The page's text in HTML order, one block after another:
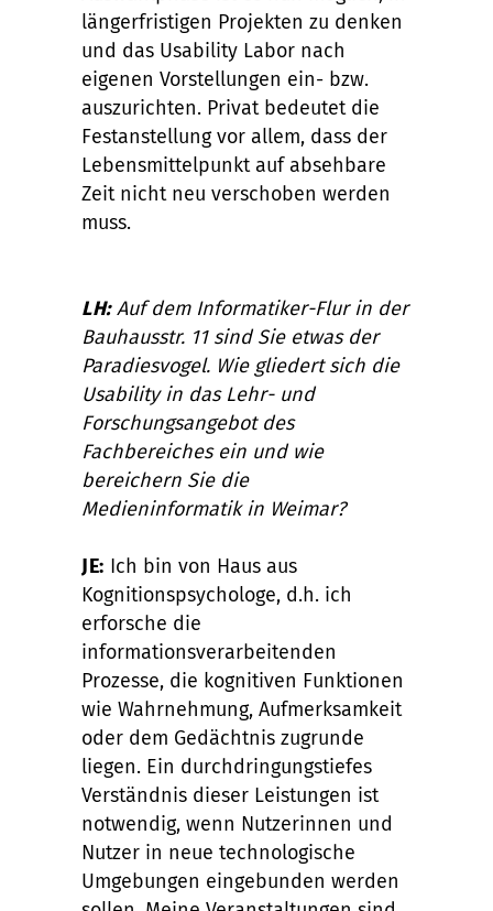
längerfristigen Projekten zu denken
und das Usability Labor nach
eigenen Vorstellungen ein- bzw.
auszurichten. Privat bedeutet die
Festanstellung vor allem, dass der
Lebensmittelpunkt auf absehbare
Zeit nicht neu verschoben werden
muss.
LH:Auf dem Informatiker-Flur in der
Bauhausstr. 11 sind Sie etwas der
Paradiesvogel. Wie gliedert sich die
Usability in das Lehr- und
Forschungsangebot des
Fachbereiches ein und wie
bereichern Sie die
Medieninformatik in Weimar?
JE: Ich bin von Haus aus
Kognitionspsychologe, d.h. ich
erforsche die
informationsverarbeitenden
Prozesse, die kognitiven Funktionen
wie Wahrnehmung, Aufmerksamkeit
oder dem Gedächtnis zugrunde
liegen. Ein durchdringungstiefes
Verständnis dieser Leistungen ist
notwendig, wenn Nutzerinnen und
Nutzer in neue technologische
Umgebungen eingebunden werden